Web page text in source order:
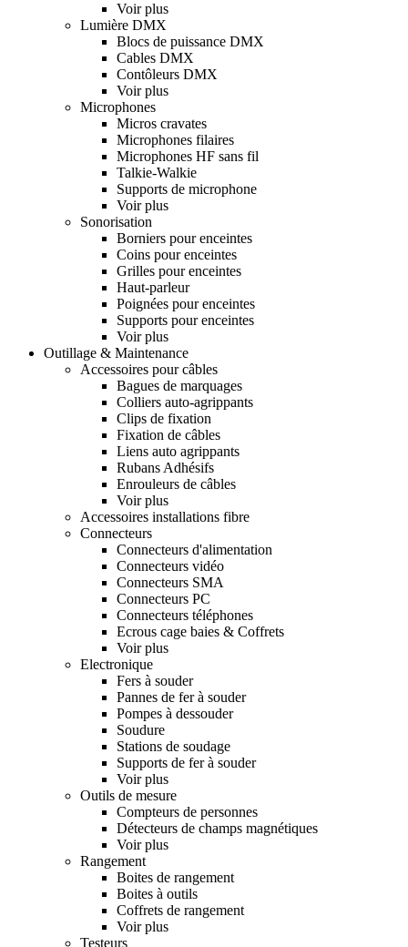
Voir plus
Lumière DMX
Blocs de puissance DMX
Cables DMX
Contôleurs DMX
Voir plus
Microphones
Micros cravates
Microphones filaires
Microphones HF sans fil
Talkie-Walkie
Supports de microphone
Voir plus
Sonorisation
Borniers pour enceintes
Coins pour enceintes
Grilles pour enceintes
Haut-parleur
Poignées pour enceintes
Supports pour enceintes
Voir plus
Outillage & Maintenance
Accessoires pour câbles
Bagues de marquages
Colliers auto-agrippants
Clips de fixation
Fixation de câbles
Liens auto agrippants
Rubans Adhésifs
Enrouleurs de câbles
Voir plus
Accessoires installations fibre
Connecteurs
Connecteurs d'alimentation
Connecteurs vidéo
Connecteurs SMA
Connecteurs PC
Connecteurs téléphones
Ecrous cage baies & Coffrets
Voir plus
Electronique
Fers à souder
Pannes de fer à souder
Pompes à dessouder
Soudure
Stations de soudage
Supports de fer à souder
Voir plus
Outils de mesure
Compteurs de personnes
Détecteurs de champs magnétiques
Voir plus
Rangement
Boites de rangement
Boites à outils
Coffrets de rangement
Voir plus
Testeurs